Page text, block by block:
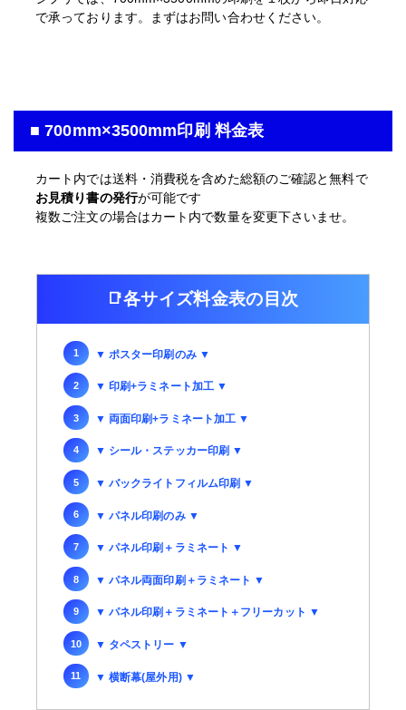
で承っております。まずはお問い合わせください。
■ 700mm×3500mm印刷 料金表
カート内では送料・消費税を含めた総額のご確認と無料で
お見積り書の発行が可能です
複数ご注文の場合はカート内で数量を変更下さいませ。
各サイズ料金表の目次
▼ ポスター印刷のみ ▼
▼ 印刷+ラミネート加工 ▼
▼ 両面印刷+ラミネート加工 ▼
▼ シール・ステッカー印刷 ▼
▼ バックライトフィルム印刷 ▼
▼ パネル印刷のみ ▼
▼ パネル印刷＋ラミネート ▼
▼ パネル両面印刷＋ラミネート ▼
▼ パネル印刷＋ラミネート＋フリーカット ▼
▼ タペストリー ▼
▼ 横断幕(屋外用) ▼